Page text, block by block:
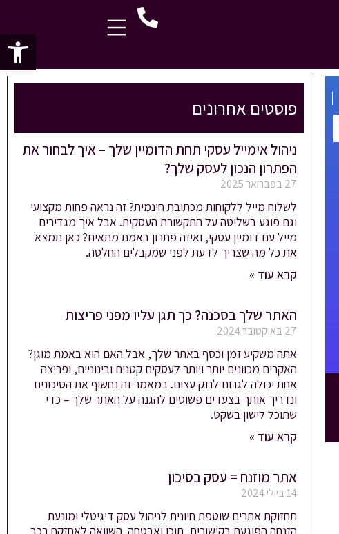
פתח
פוסטים אחרונים
ניהול אימייל עסקי תחת הדומיין שלך – איך לבחור את
הפתרון הנכון לעסק שלך?
27 בפברואר 2025
לשלוח מייל ללקוחות מכתובת חינמית? זה נראה פחות מקצועי
וגם פוגע בשליטה על התקשורת העסקית. אבל איך מגדירים
מייל עם דומיין עסקי, ואיזה פתרון באמת מתאים? כאן תמצא
את כל מה שצריך לדעת לפני שמקבלים החלטה.
קרא עוד »
האתר שלך בסכנה? כך תגן עליו מפני פריצות
27 באוקטובר 2024
אתה משקיע זמן וכסף באתר שלך, אבל האם הוא באמת מוגן?
האקרים מכוונים יותר ויותר לעסקים קטנים ובינוניים, ופריצה
אחת יכולה לגרום לנזק עצום. במאמר זה נחשוף את הסיכונים
ונדריך אותך בצעדים פשוטים להגנה על האתר שלך – כדי
שתוכל לישון בשקט.
קרא עוד »
אתר מוזנח = עסק בסיכון
14 ביולי 2024
תחזוקת אתרים שוטפת חיונית לניהול עסק דיגיטלי ומונעת